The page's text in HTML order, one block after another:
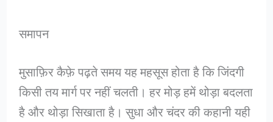
समापन
मुसाफ़िर कैफ़े पढ़ते समय यह महसूस होता है कि जिंदगी
किसी तय मार्ग पर नहीं चलती। हर मोड़ हमें थोड़ा बदलता
है और थोड़ा सिखाता है। सुधा और चंदर की कहानी यही